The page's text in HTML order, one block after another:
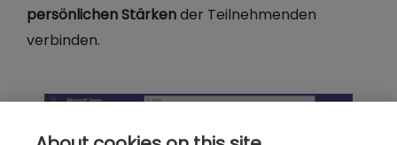
persönlichen Stärkender Teilnehmenden
verbinden.